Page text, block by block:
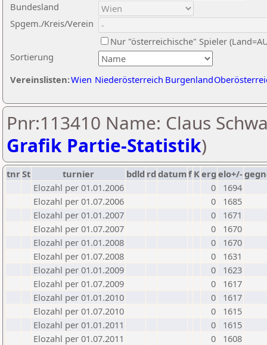
Sortierung
Bundesland
Spgem./Kreis/Verein
Nur "österreichische" Spieler
Vereinslisten:Wien Niederösterreich Burgenland
Pnr:113410 Name: Claus
Grafik Partie-Statistik)
tnrSt turnier bdld rd datumf Kerg elo+/-
Elozahl per 01.01.2006
0
1694
Elozahl per 01.07.2006
0
1685
Elozahl per 01.01.2007
0
1671
Elozahl per 01.07.2007
0
1670
Elozahl per 01.01.2008
0
1670
Elozahl per 01.07.2008
0
1631
Elozahl per 01.01.2009
0
1623
Elozahl per 01.07.2009
0
1617
Elozahl per 01.01.2010
0
1617
Elozahl per 01.07.2010
0
1615
Elozahl per 01.01.2011
0
1615
Elozahl per 01.07.2011
0
1608